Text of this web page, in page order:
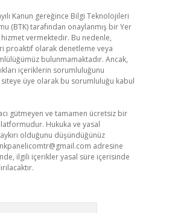
Kanun gereğince Bilgi Teknolojileri
(BTK) tarafından onaylanmış bir Yer
hizmet vermektedir. Bu nedenle,
proaktif olarak denetleme veya
bulunmamaktadır. Ancak,
içeriklerin sorumluluğunu
üye olarak bu sorumluluğu kabul
gütmeyen ve tamamen ücretsiz bir
Hukuka ve yasal
olduğunu düşündüğünüz
adresine
ilgili içerikler yasal süre içerisinde